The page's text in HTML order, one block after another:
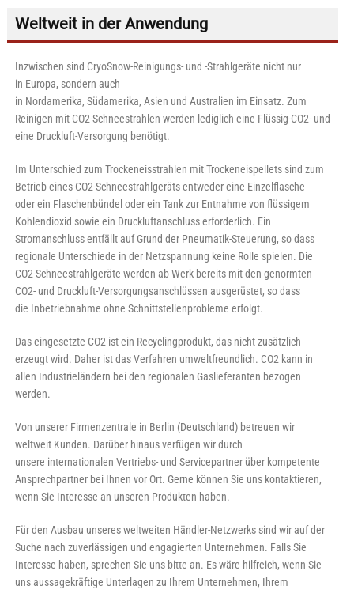
Weltweit in der Anwendung
Inzwischen sind CryoSnow-Reinigungs- und -Strahlgeräte nicht nur
in Europa, sondern auch
in Nordamerika, Südamerika, Asien und Australien im Einsatz. Zum
Reinigen mit CO2-Schneestrahlen werden lediglich eine Flüssig-CO2- und
eine Druckluft-Versorgung benötigt.
Im Unterschied zum Trockeneisstrahlen mit Trockeneispellets sind zum
Betrieb eines CO2-Schneestrahlgeräts entweder eine Einzelflasche
oder ein Flaschenbündel oder ein Tank zur Entnahme von flüssigem
Kohlendioxid sowie ein Druckluftanschluss erforderlich. Ein
Stromanschluss entfällt auf Grund der Pneumatik-Steuerung, so dass
regionale Unterschiede in der Netzspannung keine Rolle spielen. Die
CO2-Schneestrahlgeräte werden ab Werk bereits mit den genormten
CO2- und Druckluft-Versorgungsanschlüssen ausgerüstet, so dass
die Inbetriebnahme ohne Schnittstellenprobleme erfolgt.
​Das eingesetzte CO2 ist ein Recyclingprodukt, das nicht zusätzlich
erzeugt wird. Daher ist das Verfahren umweltfreundlich. CO2 kann in
allen Industrieländern bei den regionalen Gaslieferanten bezogen
werden.
Von unserer Firmenzentrale in Berlin (Deutschland) betreuen wir
weltweit Kunden. Darüber hinaus verfügen wir durch
unsere internationalen Vertriebs- und Servicepartner über kompetente
Ansprechpartner bei Ihnen vor Ort. Gerne können Sie uns kontaktieren,
wenn Sie Interesse an unseren Produkten haben.
Für den Ausbau unseres weltweiten Händler-Netzwerks sind wir auf der
Suche nach zuverlässigen und engagierten Unternehmen. Falls Sie
Interesse haben, sprechen Sie uns bitte an. Es wäre hilfreich, wenn Sie
uns aussagekräftige Unterlagen zu Ihrem Unternehmen, Ihrem